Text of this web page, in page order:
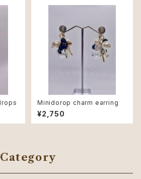
Minidorop charm earring
¥2,750
Category